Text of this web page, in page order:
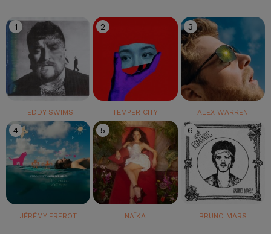
1
TEDDY SWIMS
2
TEMPER CITY
3
ALEX WARREN
4
JÉRÉMY FREROT
5
NAÏKA
6
BRUNO MARS